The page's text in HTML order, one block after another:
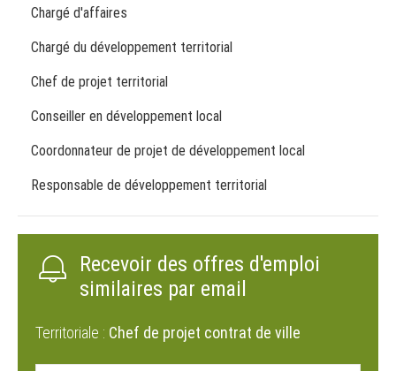
Chargé d'affaires
Chargé du développement territorial
Chef de projet territorial
Conseiller en développement local
Coordonnateur de projet de développement local
Responsable de développement territorial
Recevoir des offres d'emploi
similaires par email
Territoriale : Chef de projet contrat de ville